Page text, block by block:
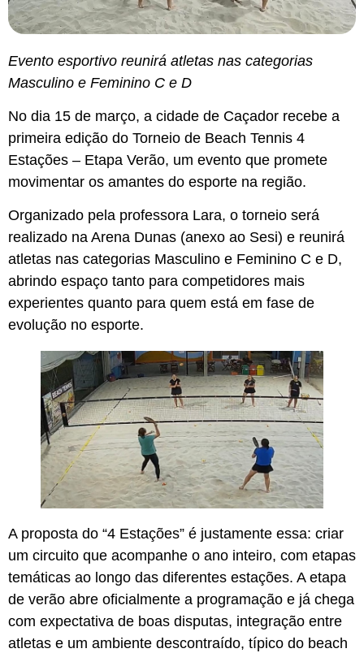
Evento esportivo reunirá atletas nas categorias
Masculino e Feminino C e D
No dia 15 de março, a cidade de Caçador recebe a
primeira edição do Torneio de Beach Tennis 4
Estações – Etapa Verão, um evento que promete
movimentar os amantes do esporte na região.
Organizado pela professora Lara, o torneio será
realizado na Arena Dunas (anexo ao Sesi) e reunirá
atletas nas categorias Masculino e Feminino C e D,
abrindo espaço tanto para competidores mais
experientes quanto para quem está em fase de
evolução no esporte.
A proposta do “4 Estações” é justamente essa: criar
um circuito que acompanhe o ano inteiro, com etapas
temáticas ao longo das diferentes estações. A etapa
de verão abre oficialmente a programação e já chega
com expectativa de boas disputas, integração entre
atletas e um ambiente descontraído, típico do beach